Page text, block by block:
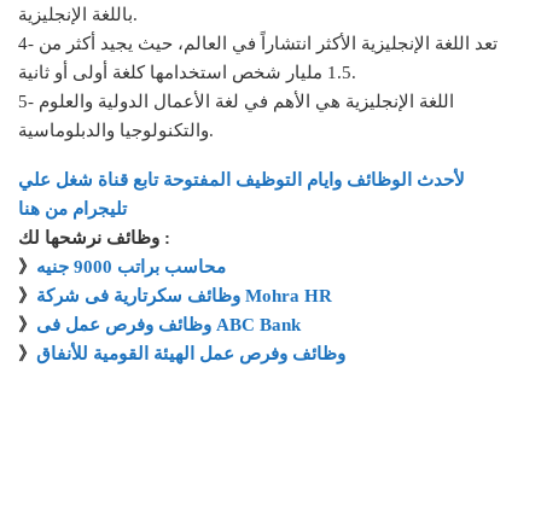
باللغة الإنجليزية.
4- تعد اللغة الإنجليزية الأكثر انتشاراً في العالم، حيث يجيد أكثر من
1.5 مليار شخص استخدامها كلغة أولى أو ثانية.
5- اللغة الإنجليزية هي الأهم في لغة الأعمال الدولية والعلوم
والتكنولوجيا والدبلوماسية.
لأحدث الوظائف وايام التوظيف المفتوحة تابع قناة شغل علي
تليجرام من هنا
وظائف نرشحها لك :
》
محاسب براتب 9000 جنيه
》
وظائف سكرتارية فى شركة Mohra HR
》
وظائف وفرص عمل فى ABC Bank
》 وظائف وفرص عمل الهيئة القومية للأنفاق